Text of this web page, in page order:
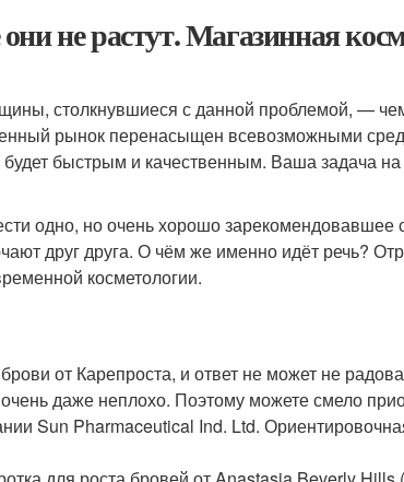
не растут. Магазинная
столкнувшиеся с данной проблемой, —
рынок перенасыщен всевозможными
быстрым и качественным. Ваша задача
одно, но очень хорошо зарекомендовавшее
друг друга. О чём же именно идёт речь?
косметологии.
от Карепроста, и ответ не может не
даже неплохо. Поэтому можете смело
Sun Pharmaceutical Ind. Ltd.